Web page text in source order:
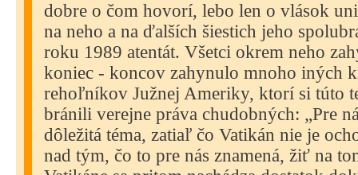
dobre o čom hovorí, lebo len o vlások
na neho a na ďalších šiestich jeho
roku 1989 atentát. Všetci okrem neho
koniec - koncov zahynulo mnoho iných
rehoľníkov Južnej Ameriky, ktorí si túto
bránili verejne práva chudobných: „Pre
dôležitá téma, zatiaľ čo Vatikán nie je
nad tým, čo to pre nás znamená, žiť na